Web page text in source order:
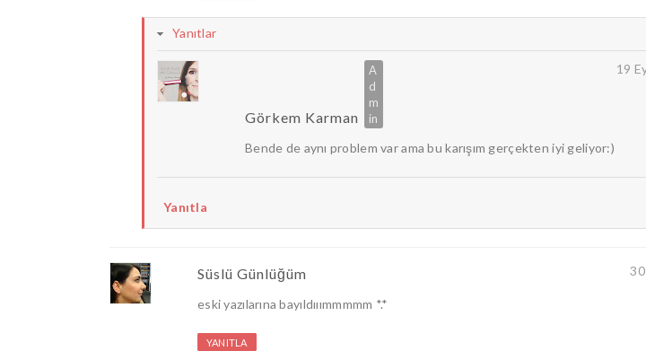
Yanıtlar
Görkem Karman
19
Bende de aynı problem var ama bu karışım gerçekten iyi geliyor:)
Yanıtla
Süslü Günlüğüm
eski yazılarına bayıldııımmmmm *.*
YANITLA